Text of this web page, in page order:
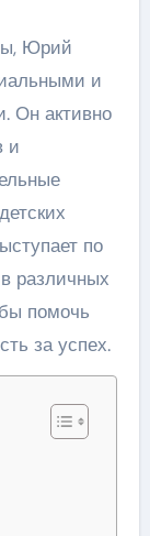
Юрий
и
Он активно
и
по
различных
помочь
за успех.